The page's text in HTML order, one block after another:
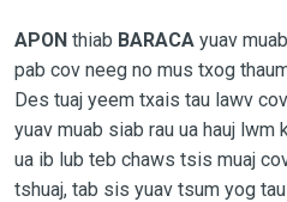
APONthiab BARACAyuav
pab cov neeg no mus txog
Des tuaj yeem txais tau lawv
yuav muab siab rau ua hauj
ua ib lub teb chaws tsis muaj
tshuaj, tab sis yuav tsum yog